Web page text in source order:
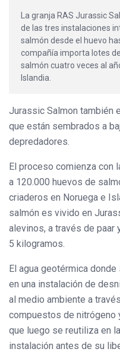
La granja RAS Jurassic
de las tres instalaciones
salmón desde el huevo
compañía importa lotes
salmón cuatro veces al
Islandia.
Jurassic Salmon también
que están sembrados a
depredadores.
El proceso comienza con
a 120.000 huevos de
criaderos en Noruega e
salmón es vivido en
alevinos, a través de paar
5 kilogramos.
El agua geotérmica
en una instalación de
al medio ambiente a
compuestos de nitrógeno
que luego se reutiliza en
instalación antes de su